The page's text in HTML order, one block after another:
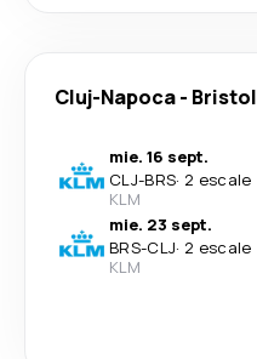
Cluj-Napoca- Bristol
mie. 16 sept.
CLJ-BRS· 2 escale
KLM
mie. 23 sept.
BRS-CLJ· 2 escale
KLM